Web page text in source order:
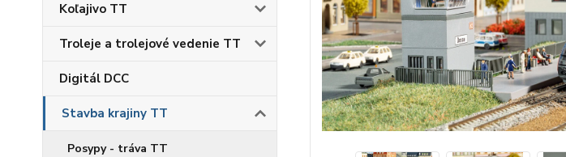
Koľajivo TT
Troleje a trolejové vedenie TT
Digitál DCC
Stavba krajiny TT
Posypy - tráva TT